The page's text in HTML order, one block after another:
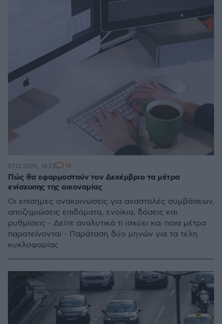
Πώς θα εφαρμοστούν τον Δεκέμβριο τα μέτρα
ενίσχυσης της οικονομίας
Οι επίσημες ανακοινώσεις για αναστολές συμβάσεων,
αποζημιώσεις επιδόματα, ενοίκια, δόσεις και
ρυθμίσεις - Δείτε αναλυτικά τι ισχύει και ποια μέτρα
παρατείνονται - Παράταση δύο μηνών για τα τέλη
κυκλοφορίας
07.12.2020, 16:23 18